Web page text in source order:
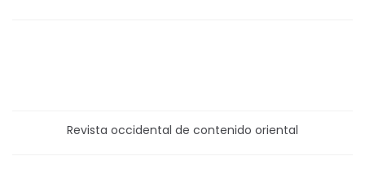
Revista occidental de contenido oriental